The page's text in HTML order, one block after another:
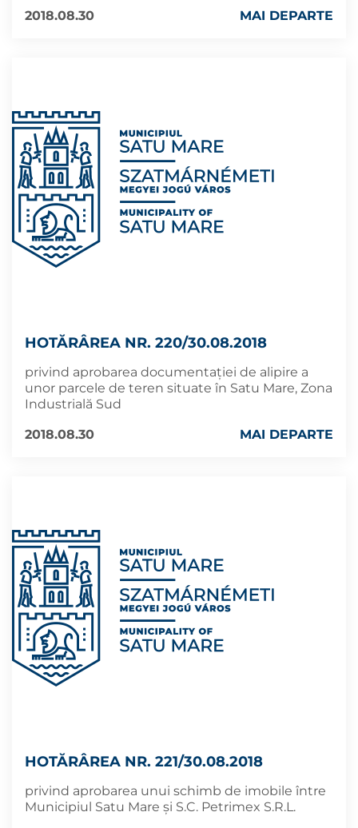
2018.08.30
MAI DEPARTE
HOTĂRÂREA NR. 220/30.08.2018
privind aprobarea documentației de alipire a
unor parcele de teren situate în Satu Mare, Zona
Industrială Sud
2018.08.30
MAI DEPARTE
HOTĂRÂREA NR. 221/30.08.2018
privind aprobarea unui schimb de imobile între
Municipiul Satu Mare și S.C. Petrimex S.R.L.